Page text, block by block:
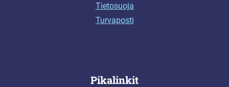
Tietosuoja
Turvaposti
Pikalinkit